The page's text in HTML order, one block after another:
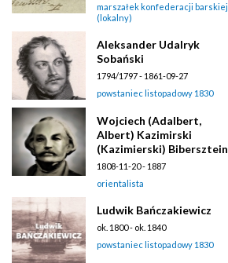
marszałek konfederacji barskiej
(lokalny)
Aleksander Udalryk
Sobański
1794/1797 - 1861-09-27
powstaniec listopadowy 1830
Wojciech (Adalbert,
Albert) Kazimirski
(Kazimierski) Bibersztein
1808-11-20 - 1887
orientalista
Ludwik Bańczakiewicz
ok. 1800 - ok. 1840
powstaniec listopadowy 1830